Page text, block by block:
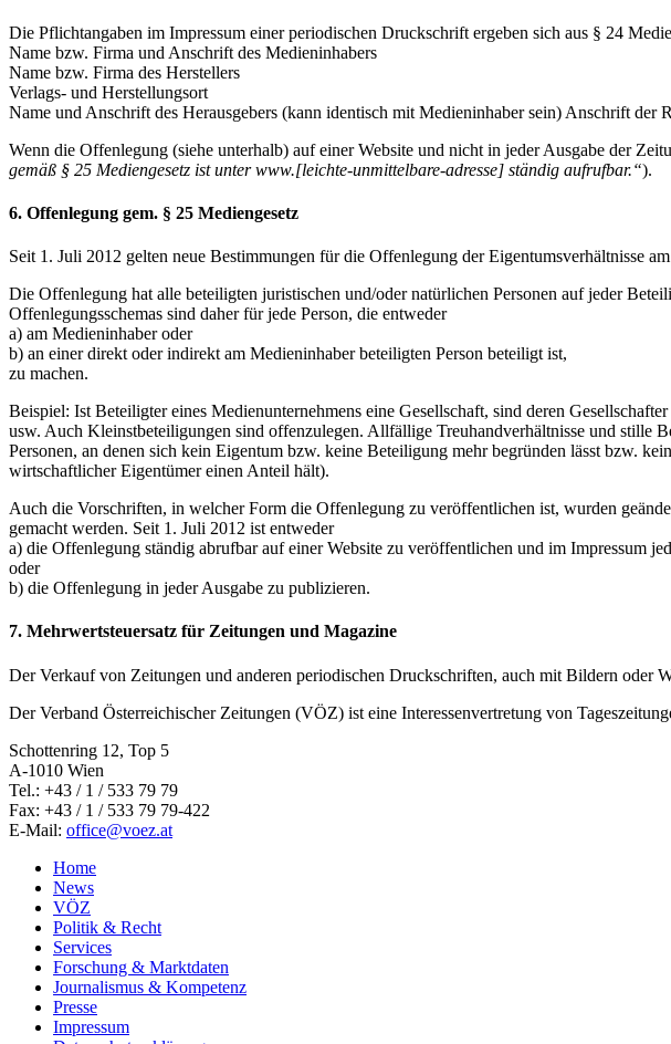
Die Pflichtangaben im Impressum einer periodischen Druckschrift ergeben sich aus § 24
Name bzw. Firma und Anschrift des Medieninhabers
Name bzw. Firma des Herstellers
Verlags- und Herstellungsort
Name und Anschrift des Herausgebers (kann identisch mit Medieninhaber sein) Anschrift der
Wenn die Offenlegung (siehe unterhalb) auf einer Website und nicht in jeder Ausgabe der
gemäß § 25 Mediengesetz ist unter www.[leichte-unmittelbare-adresse] ständig aufrufbar.“).
6. Offenlegung gem. § 25 Mediengesetz
Seit 1. Juli 2012 gelten neue Bestimmungen für die Offenlegung der Eigentumsverhältnisse
Die Offenlegung hat alle beteiligten juristischen und/oder natürlichen Personen auf jeder
Offenlegungsschemas sind daher für jede Person, die entweder
a) am Medieninhaber oder
b) an einer direkt oder indirekt am Medieninhaber beteiligten Person beteiligt ist,
zu machen.
Beispiel: Ist Beteiligter eines Medienunternehmens eine Gesellschaft, sind deren
usw. Auch Kleinstbeteiligungen sind offenzulegen. Allfällige Treuhandverhältnisse und stille
Personen, an denen sich kein Eigentum bzw. keine Beteiligung mehr begründen lässt bzw.
wirtschaftlicher Eigentümer einen Anteil hält).
Auch die Vorschriften, in welcher Form die Offenlegung zu veröffentlichen ist, wurden
gemacht werden. Seit 1. Juli 2012 ist entweder
a) die Offenlegung ständig abrufbar auf einer Website zu veröffentlichen und im Impressum
oder
b) die Offenlegung in jeder Ausgabe zu publizieren.
7. Mehrwertsteuersatz für Zeitungen und Magazine
Der Verkauf von Zeitungen und anderen periodischen Druckschriften, auch mit Bildern oder
Der Verband Österreichischer Zeitungen (VÖZ) ist eine Interessenvertretung von
Schottenring 12, Top 5
A-1010 Wien
Tel.: +43 / 1 / 533 79 79
Fax: +43 / 1 / 533 79 79-422
E-Mail: office@voez.at
Home
News
VÖZ
Politik & Recht
Services
Forschung & Marktdaten
Journalismus & Kompetenz
Presse
Impressum